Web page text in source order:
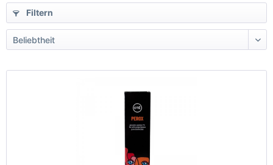
Filtern